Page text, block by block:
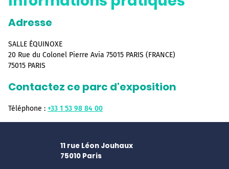
Adresse
SALLE ÉQUINOXE
20 Rue du Colonel Pierre Avia 75015 PARIS (FRANCE)
75015 PARIS
Contactez ce parc d'exposition
Téléphone : +33 1 53 98 84 00
11 rue Léon Jouhaux
75010 Paris